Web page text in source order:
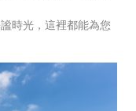
時光，這裡都能為您